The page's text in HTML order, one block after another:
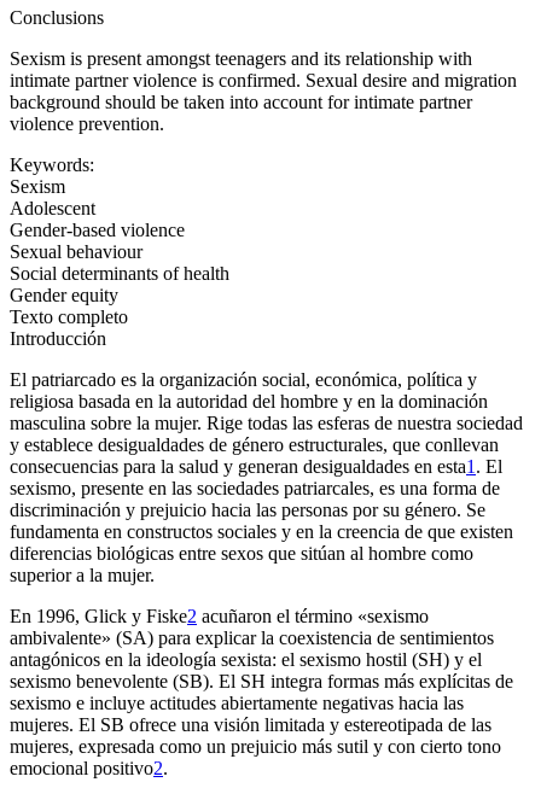
Conclusions
Sexism is present amongst teenagers and its relationship with
intimate partner violence is confirmed. Sexual desire and migration
background should be taken into account for intimate partner
violence prevention.
Keywords:
Sexism
Adolescent
Gender-based violence
Sexual behaviour
Social determinants of health
Gender equity
Texto completo
Introducción
El patriarcado es la organización social, económica, política y
religiosa basada en la autoridad del hombre y en la dominación
masculina sobre la mujer. Rige todas las esferas de nuestra sociedad
y establece desigualdades de género estructurales, que conllevan
consecuencias para la salud y generan desigualdades en esta1 . El
sexismo, presente en las sociedades patriarcales, es una forma de
discriminación y prejuicio hacia las personas por su género. Se
fundamenta en constructos sociales y en la creencia de que existen
diferencias biológicas entre sexos que sitúan al hombre como
superior a la mujer.
En 1996, Glick y Fiske2 acuñaron el término «sexismo
ambivalente» (SA) para explicar la coexistencia de sentimientos
antagónicos en la ideología sexista: el sexismo hostil (SH) y el
sexismo benevolente (SB). El SH integra formas más explícitas de
sexismo e incluye actitudes abiertamente negativas hacia las
mujeres. El SB ofrece una visión limitada y estereotipada de las
mujeres, expresada como un prejuicio más sutil y con cierto tono
emocional positivo2.